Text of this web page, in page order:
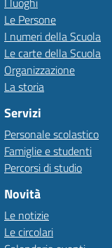
Le Persone
I numeri della Scuola
Le carte della Scuola
Organizzazione
La storia
Servizi
Personale scolastico
Famiglie e studenti
Percorsi di studio
Novità
Le notizie
Le circolari